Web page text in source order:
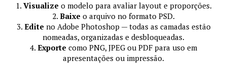
1. Visualize o modelo para avaliar layout e proporções.
2. Baixe o arquivo no formato PSD.
3. Edite no Adobe Photoshop — todas as camadas estão
nomeadas, organizadas e desbloqueadas.
4. Exporte como PNG, JPEG ou PDF para uso em
apresentações ou impressão.